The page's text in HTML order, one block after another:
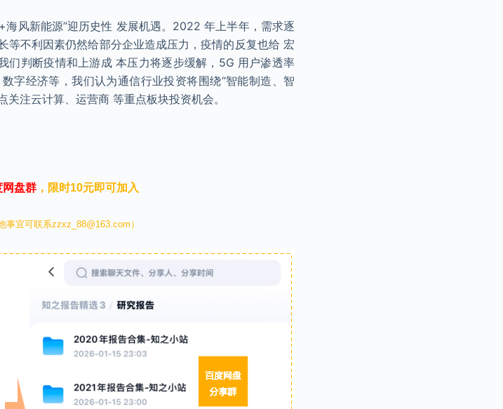
风新能源”迎历史性 发展机遇。2022 年上半年，需求逐
等不利因素仍然给部分企业造成压力，疫情的反复也给 宏
判断疫情和上游成 本压力将逐步缓解，5G 用户渗透率
字经济等，我们认为通信行业投资将围绕“智能制造、智
注云计算、运营商 等重点板块投资机会。
网盘群 ，限时10元即可加入
事宜可联系zzxz_88@163.com）